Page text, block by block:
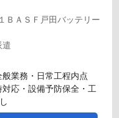
ＢＡＳＦ戸田バッテリー
遣
業務・日常工程内点
応・設備予防保全・工